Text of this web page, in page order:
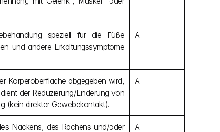
speziell für die Füße
und andere Erkältungssymptome
A
Körperoberfläche abgegeben wird,
der Reduzierung/Linderung von
(kein direkter Gewebekontakt).
A
Nackens, des Rachens und/oder A